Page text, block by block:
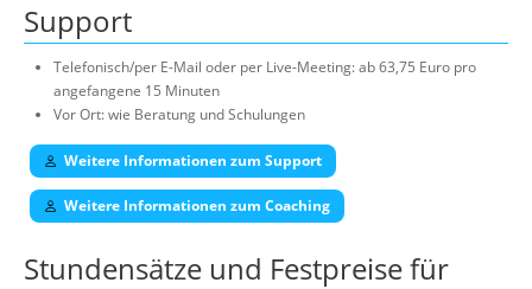
Support
Telefonisch/per E-Mail oder per Live-Meeting: ab 63,75 Euro pro
angefangene 15 Minuten
Vor Ort: wie Beratung und Schulungen
Weitere Informationen zum Support
Weitere Informationen zum Coaching
Stundensätze und Festpreise für